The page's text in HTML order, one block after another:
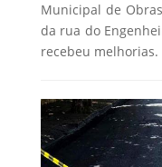
Municipal de
da rua do
recebeu melhorias.